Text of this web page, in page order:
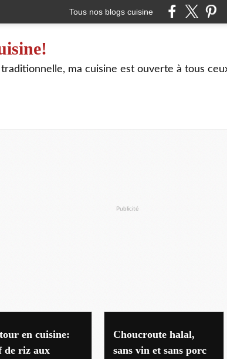
Tous nos blogs cuisine
ma cuisine est ouverte à tous
Publicité
en cuisine:
de riz aux
Choucroute halal,
sans vin et sans porc